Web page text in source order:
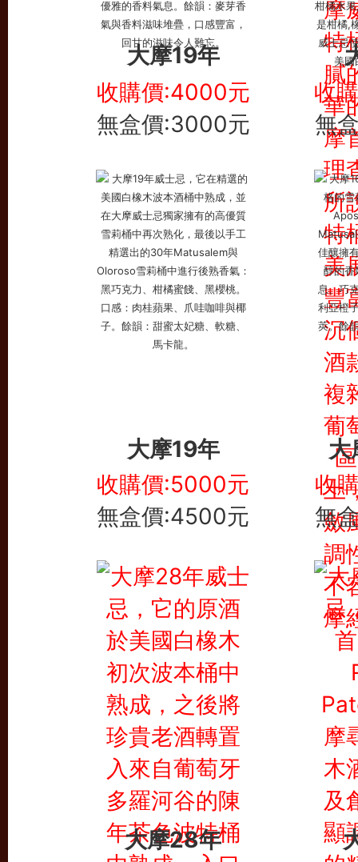
大摩19年
收購價:4000元
無盒價:3000元
收
無
大摩19年
大
收購價:5000元
無盒價:4500元
收
無
大摩28年